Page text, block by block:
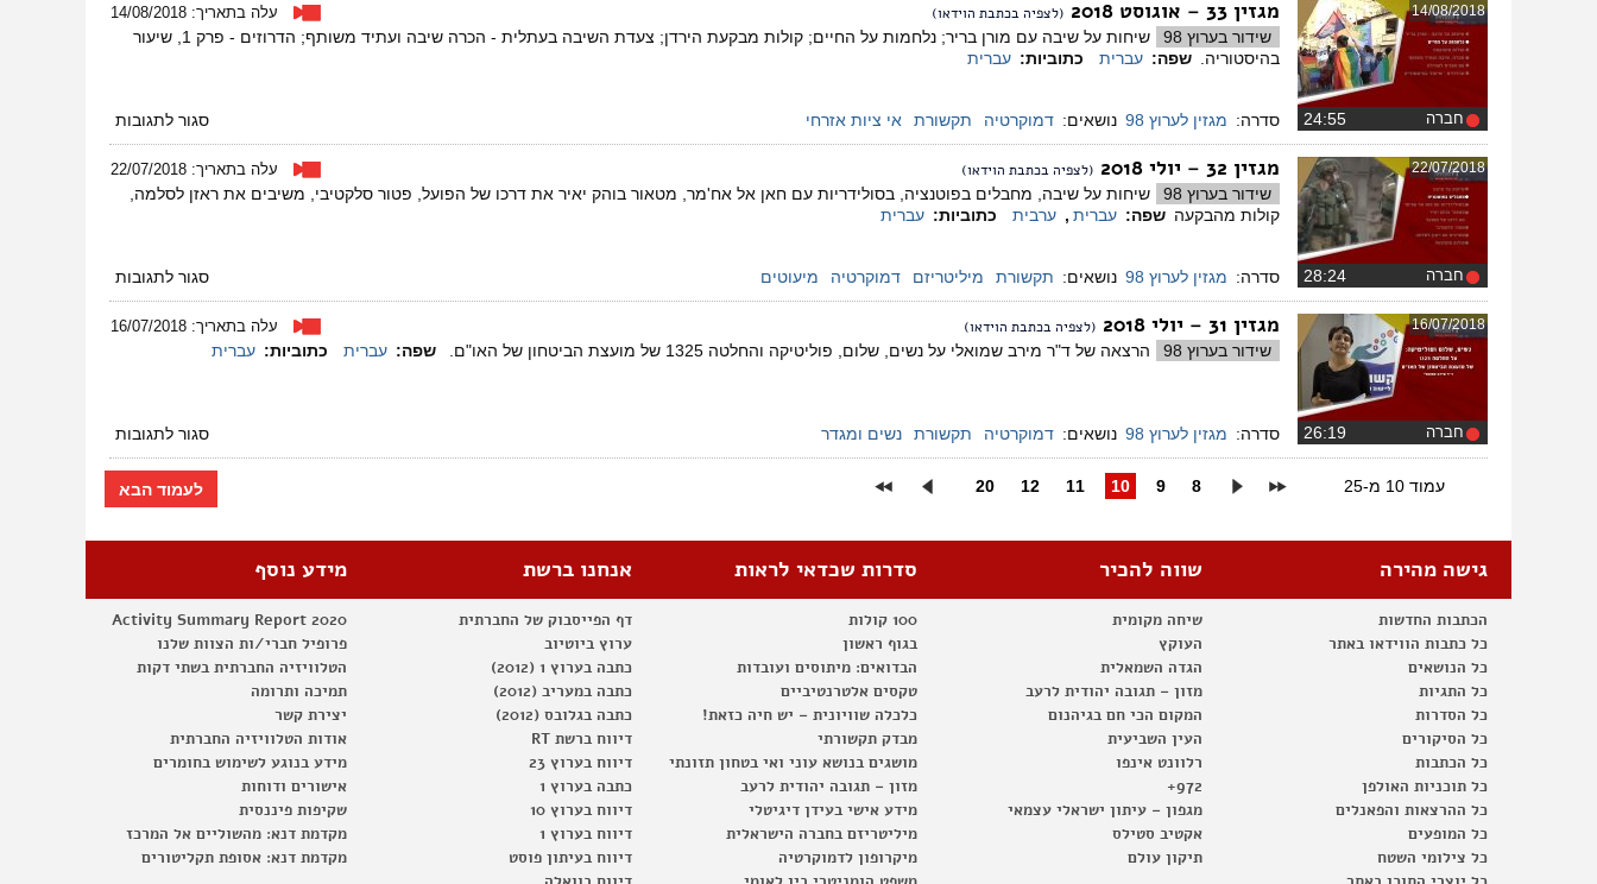
34
14/08/2018
חברה
מגזין 33 – אוגוסט 2018 (לצפיה בכתבת הוידאו) עלה בתאריך: 14/08/2018
שידור בערוץ 98
שיחות על שיבה עם מורן בריר; נלחמות על החיים; קולות מבקעת הירדן; צעדת השיבה בעתלית - הכרה שיבה ועתיד משותף; הדרוזים - פרק 1, שיעור
בהיסטוריה.
שפה: עברית כתוביות: עברית
סדרה: מגזין לערוץ 98 נושאים: דמוקרטיה תקשורת אי ציות אזרחי סגור לתגובותעל
מגזין
33
22/07/2018
חברה
מגזין 32 – יולי 2018 (לצפיה בכתבת הוידאו) עלה בתאריך: 22/07/2018
שידור בערוץ 98
שיחות על שיבה, מחבלים בפוטנציה, בסולידריות עם חאן אל אח'מר, מטאור בוהק יאיר את דרכו של הפועל, פטור סלקטיבי, משיבים את ראזן לסלמה,
קולות מהבקעה שפה: עברית , ערבית כתוביות: עברית
סדרה: מגזין לערוץ 98 נושאים: תקשורת מיליטריזם דמוקרטיה מיעוטים סגור לתגובותעל
מגזין
32
16/07/2018
חברה
מגזין 31 – יולי 2018 (לצפיה בכתבת הוידאו) עלה בתאריך: 16/07/2018
שידור בערוץ 98 הרצאה של ד"ר מירב שמואלי על נשים, שלום, פוליטיקה והחלטה 1325 של מועצת הביטחון של האו"ם. שפה: עברית כתוביות: עברית
סדרה: מגזין לערוץ 98 נושאים: דמוקרטיה תקשורת נשים ומגדר סגור לתגובותעל
מגזין
31
2018
עמוד 10 מ-25 8
9
10
11
12
20 לעמוד הבא
גישה מהירה
הכתבות החדשות
כל כתבות הווידאו באתר
כל הנושאים
כל התגיות
כל הסדרות
כל הסיקורים
כל הכתבות
כל תוכניות האולפן
כל ההרצאות והפאנלים
כל המופעים
כל צילומי השטח
שווה להכיר
שיחה מקומית
העוקץ
הגדה השמאלית
מזון – תגובה יהודית לרעב
המקום הכי חם בגיהנום
העין השביעית
רלוונט אינפו
972+
מגפון – עיתון ישראלי עצמאי
אקטיב סטילס
תיקון עולם
סדרות שכדאי לראות
100 קולות
בגוף ראשון
הבדואים: מיתוסים ועובדות
טקסים אלטרנטיביים
כלכלה שוויונית – יש חיה כזאת!
מבדק תקשורתי
מושגים בנושא עוני ואי בטחון תזונתי
מזון – תגובה יהודית לרעב
מידע אישי בעידן דיגיטלי
מיליטריזם בחברה הישראלית
מיקרופון לדמוקרטיה
אנחנו ברשת
דף הפייסבוק של החברתית
ערוץ ביוטיוב
כתבה בערוץ 1 (2012)
כתבה במעריב (2012)
כתבה בגלובס (2012)
דיווח ברשת RT
דיווח בערוץ 23
כתבה בערוץ 1
דיווח בערוץ 10
דיווח בערוץ 1
דיווח בעיתון פוסט
מידע נוסף
Activity Summary Report 2020
פרופיל חברי/ות הצוות שלנו
הטלוויזיה החברתית בשתי דקות
תמיכה ותרומה
יצירת קשר
אודות הטלוויזיה החברתית
מידע בנוגע לשימוש בחומרים
אישורים ודוחות
שקיפות פיננסית
מקדמת דנא: מהשוליים אל המרכז
מקדמת דנא: אסופת תקליטורים